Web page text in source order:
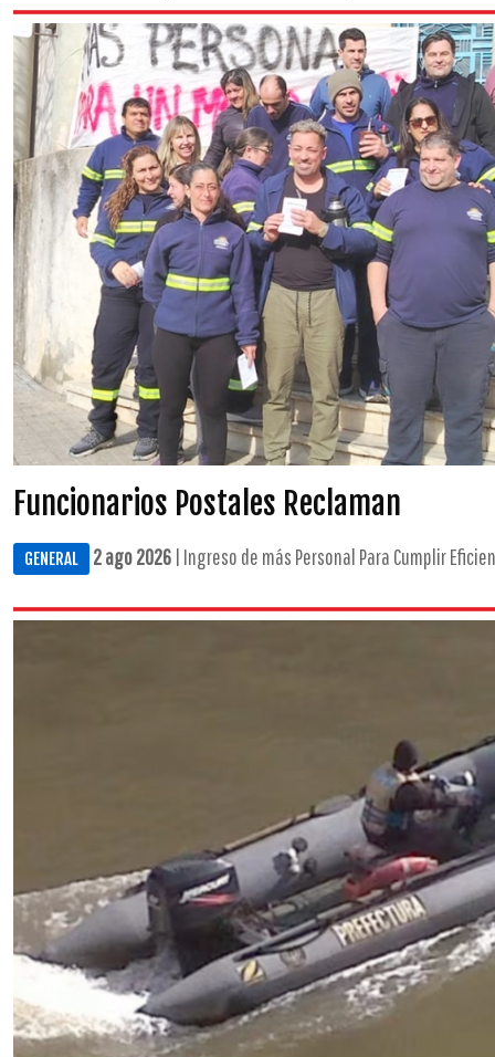
Funcionarios Postales Reclaman
GENERAL 2 ago 2026 | Ingreso de más Personal Para Cumplir